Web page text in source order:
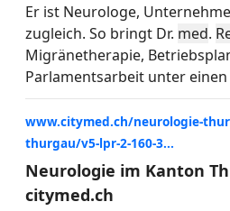
Er ist Neurologe,
zugleich. So bringt Dr. med.
Migränetherapie,
Parlamentsarbeit unter einen
www.citymed.ch/neurologie-
thurgau/v5-lpr-2-160-3...
Neurologie im Kanton
citymed.ch